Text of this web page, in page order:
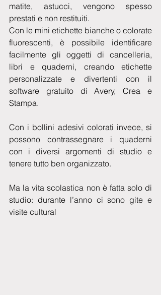
matite, astucci, vengono spesso
prestati e non restituiti.
Con le mini etichette bianche o colorate
fluorescenti, è possibile identificare
facilmente gli oggetti di cancelleria,
libri e quaderni, creando etichette
personalizzate e divertenti con il
software gratuito di Avery, Crea e
Stampa.
Con i bollini adesivi colorati invece, si
possono contrassegnare i quaderni
con i diversi argomenti di studio e
tenere tutto ben organizzato.
Ma la vita scolastica non è fatta solo di
studio: durante l’anno ci sono gite e
visite cultural